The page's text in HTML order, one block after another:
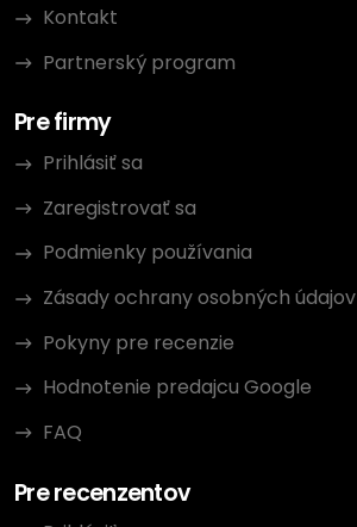
Kontakt
Partnerský program
Pre firmy
Prihlásiť sa
Zaregistrovať sa
Podmienky používania
Zásady ochrany osobných údajov
Pokyny pre recenzie
Hodnotenie predajcu Google
FAQ
Pre recenzentov